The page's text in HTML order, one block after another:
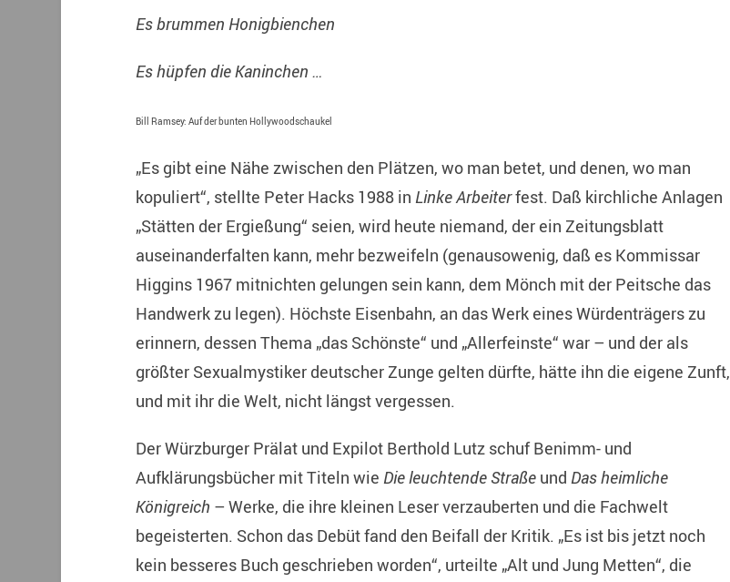
Es brummen Honigbienchen
Es hüpfen die Kaninchen …
Bill Ramsey: Auf der bunten Hollywoodschaukel
„Es gibt eine Nähe zwischen den Plätzen, wo man betet, und denen, wo man
kopuliert“, stellte Peter Hacks 1988 in Linke Arbeiterfest. Daß kirchliche Anlagen
„Stätten der Ergießung“ seien, wird heute niemand, der ein Zeitungsblatt
auseinanderfalten kann, mehr bezweifeln (genausowenig, daß es Kommissar
Higgins 1967 mitnichten gelungen sein kann, dem Mönch mit der Peitsche das
Handwerk zu legen). Höchste Eisenbahn, an das Werk eines Würdenträgers zu
erinnern, dessen Thema „das Schönste“ und „Allerfeinste“ war – und der als
größter Sexualmystiker deutscher Zunge gelten dürfte, hätte ihn die eigene Zunft,
und mit ihr die Welt, nicht längst vergessen.
Der Würzburger Prälat und Expilot Berthold Lutz schuf Benimm- und
Aufklärungsbücher mit Titeln wie Die leuchtende Straßeund Das heimliche
Königreich – Werke, die ihre kleinen Leser verzauberten und die Fachwelt
begeisterten. Schon das Debüt fand den Beifall der Kritik. „Es ist bis jetzt noch
kein besseres Buch geschrieben worden“, urteilte „Alt und Jung Metten“, die